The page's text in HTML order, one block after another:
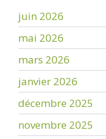
juin 2026
mai 2026
mars 2026
janvier 2026
décembre 2025
novembre 2025